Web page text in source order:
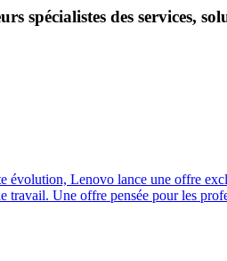
spécialistes des services,
évolution, Lenovo lance une offre
travail. Une offre pensée pour les